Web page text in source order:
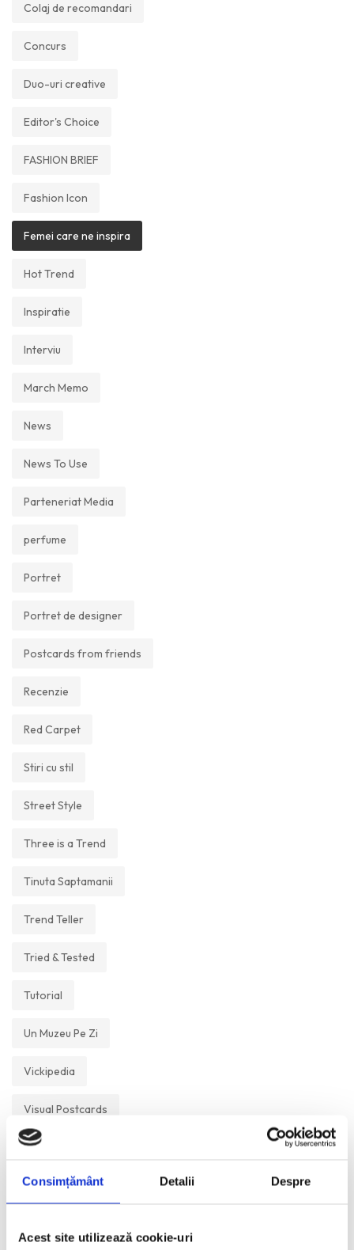
Consimțământ Detalii Despre
Acest site utilizează cookie-uri
Colaj de recomandari
Concurs
Duo-uri creative
Editor's Choice
FASHION BRIEF
Fashion Icon
Femei care ne inspira
Hot Trend
Inspiratie
Interviu
March Memo
News
News To Use
Parteneriat Media
perfume
Portret
Portret de designer
Postcards from friends
Recenzie
Red Carpet
Stiri cu stil
Street Style
Three is a Trend
Tinuta Saptamanii
Trend Teller
Tried & Tested
Tutorial
Un Muzeu Pe Zi
Vickipedia
Visual Postcards
We like